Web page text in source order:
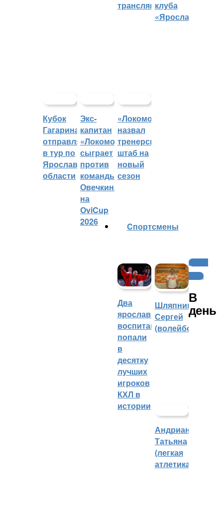
трансляцийклуба
«Ярославич»
Кубок
Гагарина
отправляется
в тур по
Ярославской
области
Экс-
капитан
«Локомотива»
сыграет
против
команды
Овечкина
на
OviCup
2026
«Локомотив»
назвал
тренерский
штаб на
новый
сезон
Cпортсмены
Два
ярославских
воспитанника
попали
в
десятку
лучших
игроков
КХЛ в
истории
Шляпников
Сергей
(волейбол)
Андрианова
Татьяна
(легкая
атлетика)
Другие
виды
В
день